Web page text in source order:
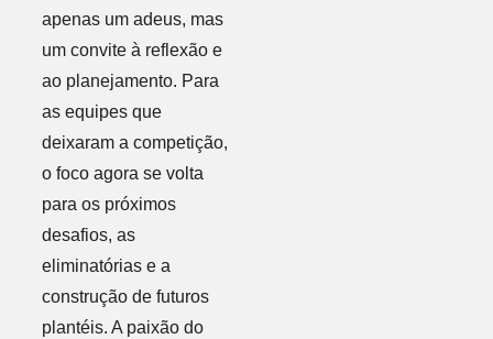
apenas um adeus, mas
um convite à reflexão e
ao planejamento. Para
as equipes que
deixaram a competição,
o foco agora se volta
para os próximos
desafios, as
eliminatórias e a
construção de futuros
plantéis. A paixão do